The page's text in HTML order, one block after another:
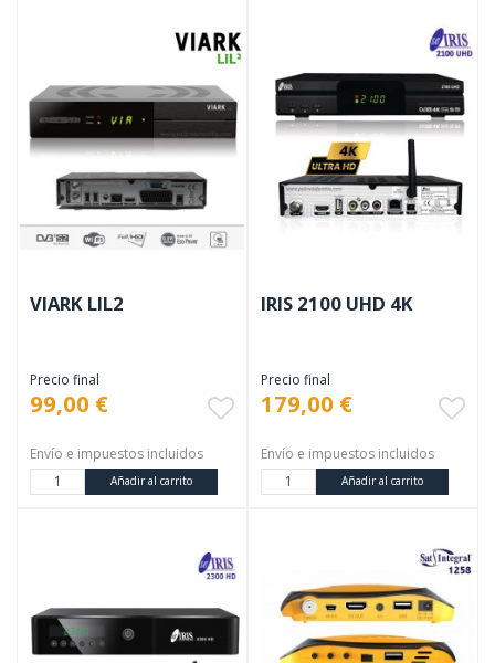
VIARK LIL2
Precio final
99,00 €
Envío e impuestos incluidos
Añadir al carrito
IRIS 2100 UHD 4K
Precio final
179,00 €
Envío e impuestos incluidos
Añadir al carrito